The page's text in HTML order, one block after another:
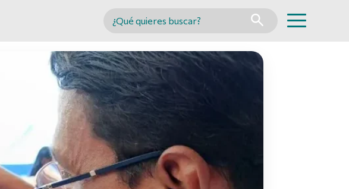
Buscar en MINCYT